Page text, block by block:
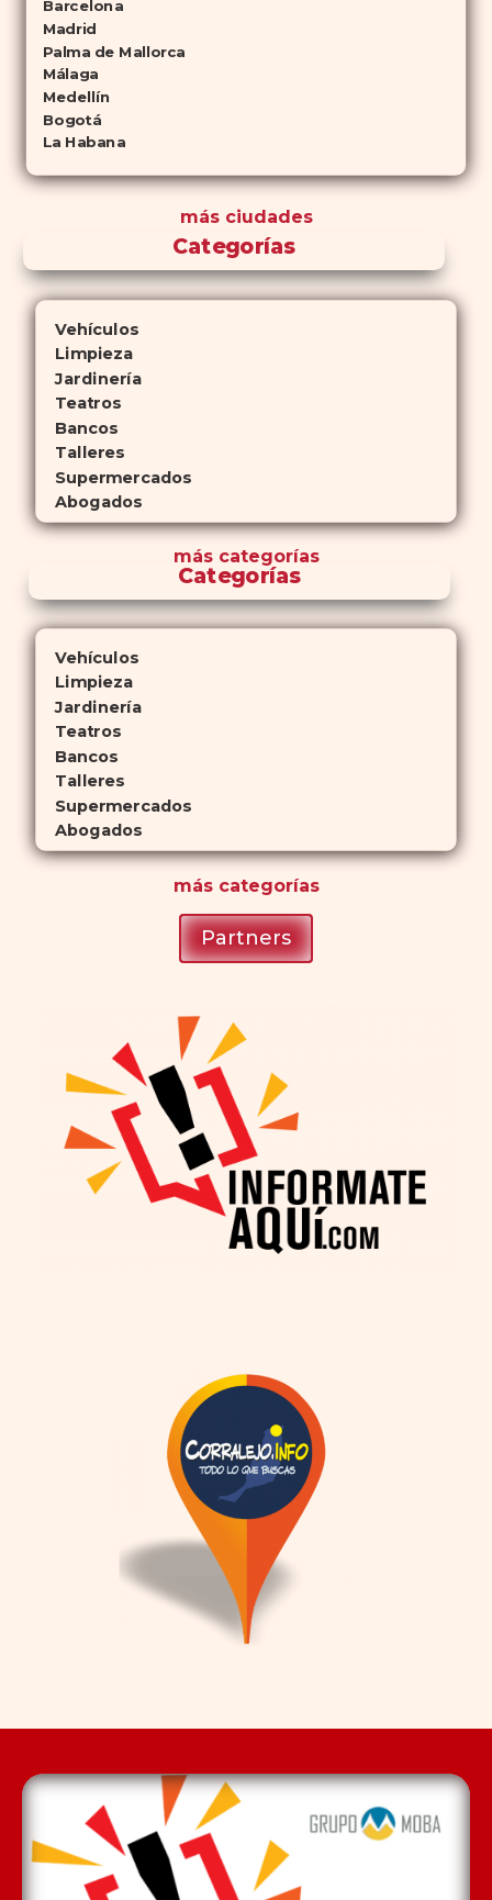
Barcelona
Madrid
Palma de Mallorca
Málaga
Medellín
Bogotá
La Habana
más ciudades
Categorías
Vehículos
Limpieza
Jardinería
Teatros
Bancos
Talleres
Supermercados
Abogados
máscategorías
Categorías
Vehículos
Limpieza
Jardinería
Teatros
Bancos
Talleres
Supermercados
Abogados
máscategorías
Partners